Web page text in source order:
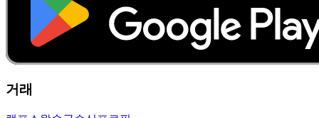
거래